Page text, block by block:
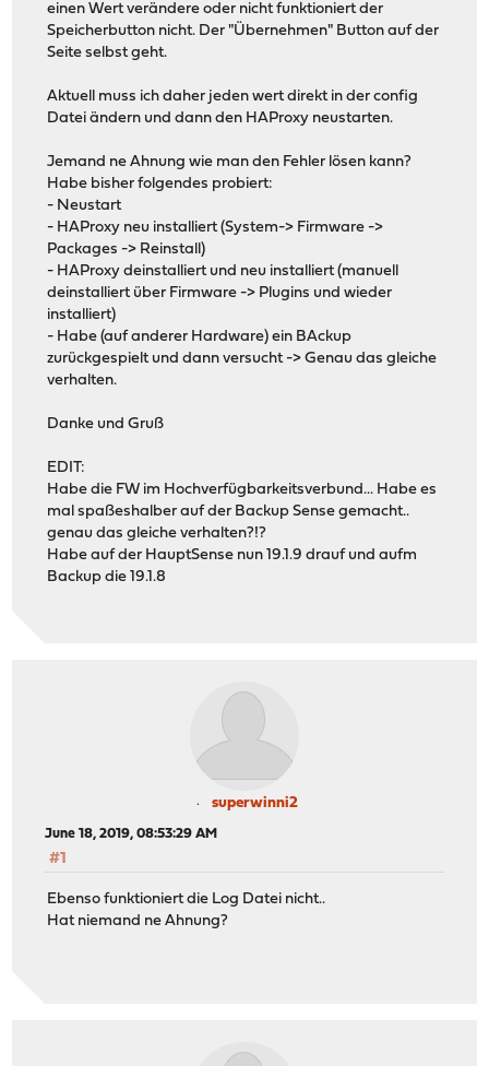
einen Wert verändere oder nicht funktioniert der
Speicherbutton nicht. Der "Übernehmen" Button auf der
Seite selbst geht.
Aktuell muss ich daher jeden wert direkt in der config
Datei ändern und dann den HAProxy neustarten.
Jemand ne Ahnung wie man den Fehler lösen kann?
Habe bisher folgendes probiert:
- Neustart
- HAProxy neu installiert (System-> Firmware ->
Packages -> Reinstall)
- HAProxy deinstalliert und neu installiert (manuell
deinstalliert über Firmware -> Plugins und wieder
installiert)
- Habe (auf anderer Hardware) ein BAckup
zurückgespielt und dann versucht -> Genau das gleiche
verhalten.
Danke und Gruß
EDIT:
Habe die FW im Hochverfügbarkeitsverbund... Habe es
mal spaßeshalber auf der Backup Sense gemacht..
genau das gleiche verhalten?!?
Habe auf der HauptSense nun 19.1.9 drauf und aufm
Backup die 19.1.8
superwinni2
June 18, 2019, 08:53:29 AM
#1
Ebenso funktioniert die Log Datei nicht..
Hat niemand ne Ahnung?